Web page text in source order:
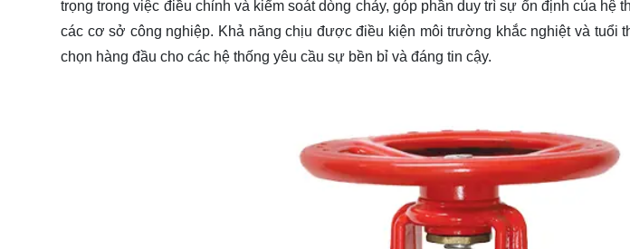
trọng trong việc điều chỉnh và kiểm soát dòng chảy, góp phần duy trì sự ổn định của hệ
các cơ sở công nghiệp. Khả năng chịu được điều kiện môi trường khắc nghiệt và tuổi
chọn hàng đầu cho các hệ thống yêu cầu sự bền bỉ và đáng tin cậy.